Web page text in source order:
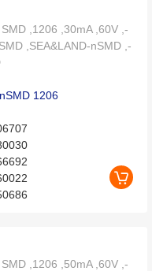
,1206 ,30mA ,60V ,-
,SEA&LAND-nSMD ,-
1206
,1206 ,50mA ,60V ,-